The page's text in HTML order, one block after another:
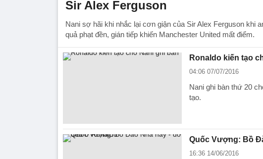
Sir Alex Ferguson
Nani sợ hãi khi nhắc lại cơn giận của Sir Alex Ferguson khi
quả phạt đền, gián tiếp khiến Manchester United mất điểm.
Ronaldo kiến tạo
04:06 07/07/2016
Nani ghi bàn thứ 20
tạo.
Quốc Vượng: Bồ
16:36 14/06/2016